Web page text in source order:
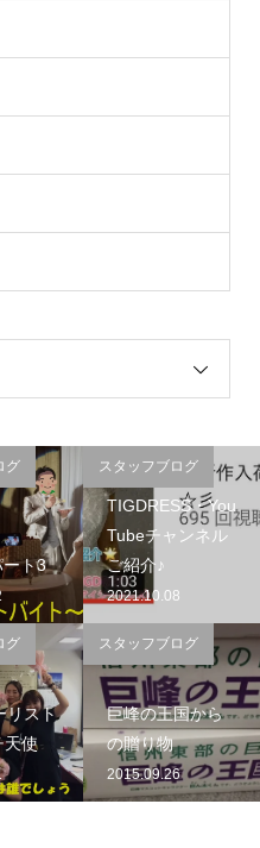
ート3
グ
TIGDRESS・You
Tubeチャンネル
ご紹介♪
2021.10.08
スタッフブログ
リスト
天使
グ
巨峰の王国から
の贈り物
2015.09.26
スタッフブログ